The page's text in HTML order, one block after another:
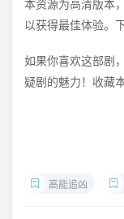
本资源为高清版本
以获得最佳体验。
如果你喜欢这部剧
疑剧的魅力！收藏
高能追凶